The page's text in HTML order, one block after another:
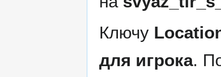
Ключу
для игрока.